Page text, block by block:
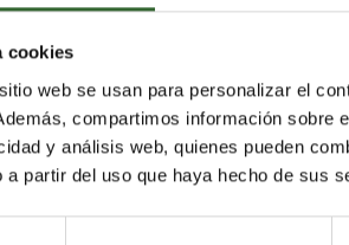
cookies
web se usan para personalizar el
compartimos información sobre
y análisis web, quienes pueden
a partir del uso que haya hecho de sus